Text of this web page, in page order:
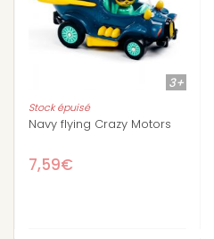
3+
Stock épuisé
Navy flying Crazy Motors
7,59€